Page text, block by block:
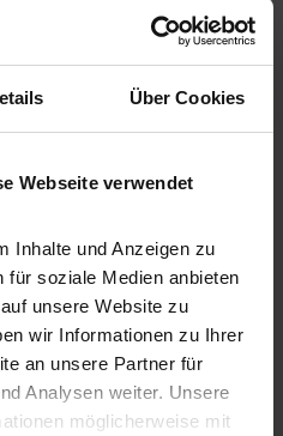
Über Cookies
Webseite verwendet
Inhalte und Anzeigen zu
für soziale Medien anbieten
unsere Website zu
wir Informationen zu Ihrer
an unsere Partner für
Analysen weiter. Unsere
möglicherweise mit